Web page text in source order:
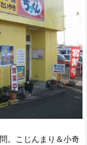
。こじんまり＆小奇